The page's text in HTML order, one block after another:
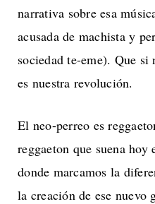
narrativa sobre esa
acusada de machista y
sociedad te-eme). Que si
es nuestra revolución.
El neo-perreo es
reggaeton que suena hoy
donde marcamos la
la creación de ese nuevo